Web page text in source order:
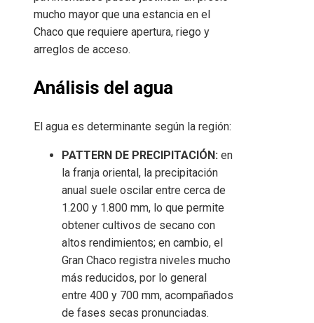
mucho mayor que una estancia en el
Chaco que requiere apertura, riego y
arreglos de acceso.
Análisis del agua
El agua es determinante según la región:
PATTERN DE PRECIPITACIÓN: en
la franja oriental, la precipitación
anual suele oscilar entre cerca de
1.200 y 1.800 mm, lo que permite
obtener cultivos de secano con
altos rendimientos; en cambio, el
Gran Chaco registra niveles mucho
más reducidos, por lo general
entre 400 y 700 mm, acompañados
de fases secas pronunciadas.